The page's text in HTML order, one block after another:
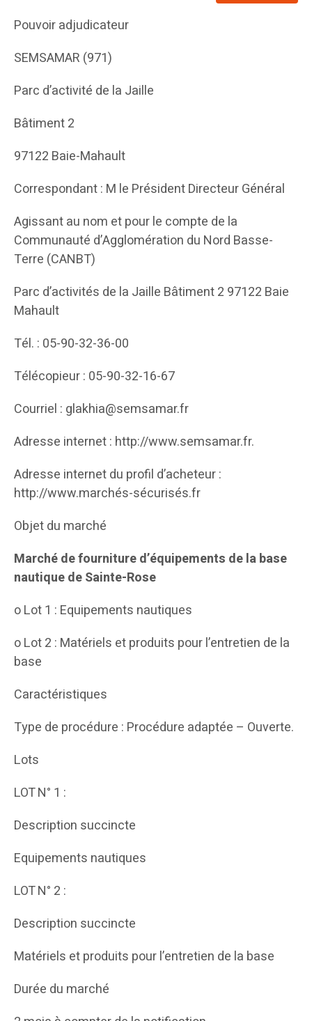
Pouvoir adjudicateur
SEMSAMAR (971)
Parc d’activité de la Jaille
Bâtiment 2
97122 Baie-Mahault
Correspondant : M le Président Directeur Général
Agissant au nom et pour le compte de la
Communauté d’Agglomération du Nord Basse-
Terre (CANBT)
Parc d’activités de la Jaille Bâtiment 2 97122 Baie
Mahault
Tél. : 05-90-32-36-00
Télécopieur : 05-90-32-16-67
Courriel : glakhia@semsamar.fr
Adresse internet : http://www.semsamar.fr.
Adresse internet du profil d’acheteur :
http://www.marchés-sécurisés.fr
Objet du marché
Marché de fourniture d’équipements de la base
nautique de Sainte-Rose
o Lot 1 : Equipements nautiques
o Lot 2 : Matériels et produits pour l’entretien de la
base
Caractéristiques
Type de procédure : Procédure adaptée – Ouverte.
Lots
LOT N° 1 :
Description succincte
Equipements nautiques
LOT N° 2 :
Description succincte
Matériels et produits pour l’entretien de la base
Durée du marché